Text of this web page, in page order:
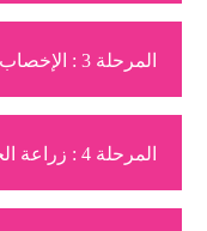
المرحلة 3 : الإخصاب في المختبر FIV
المرحلة 4 : زراعة الجنين